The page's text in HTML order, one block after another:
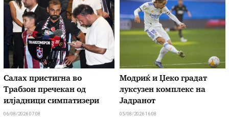
Салах пристигна во
Трабзон пречекан од
илјадници симпатизери
06/08/2026 07:08
Модриќ и Џеко градат
луксузен комплекс на
Јадранот
05/08/2026 16:08